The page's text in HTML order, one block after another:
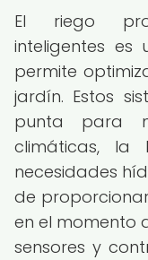
El riego
inteligentes es
permite
jardín. Estos
punta para
climáticas,
necesidades
de
en el momento
sensores y